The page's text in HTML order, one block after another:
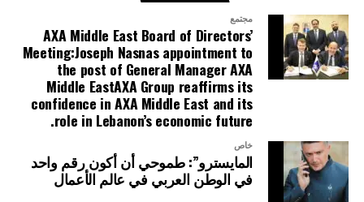
مجتمع
AXA Middle East Board of Directors’
Meeting:Joseph Nasnas appointment to
the post of General Manager AXA
Middle EastAXA Group reaffirms its
confidence in AXA Middle East and its
role in Lebanon’s economic future.
خاص
المايسترو”: طموحي أن أكون رقم واحد
في الوطن العربي في عالم الأعمال